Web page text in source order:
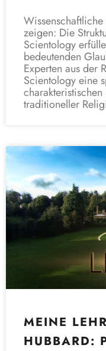
zeigen: Die
Scientology
bedeutenden
Experten aus der
Scientology eine
traditioneller
MEINE
HUBBARD: